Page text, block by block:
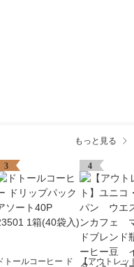
もっと見る
3
トールコーヒー ド
4
【アウトレッ